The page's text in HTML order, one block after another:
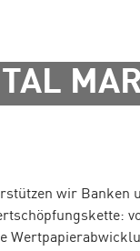
wir Banken